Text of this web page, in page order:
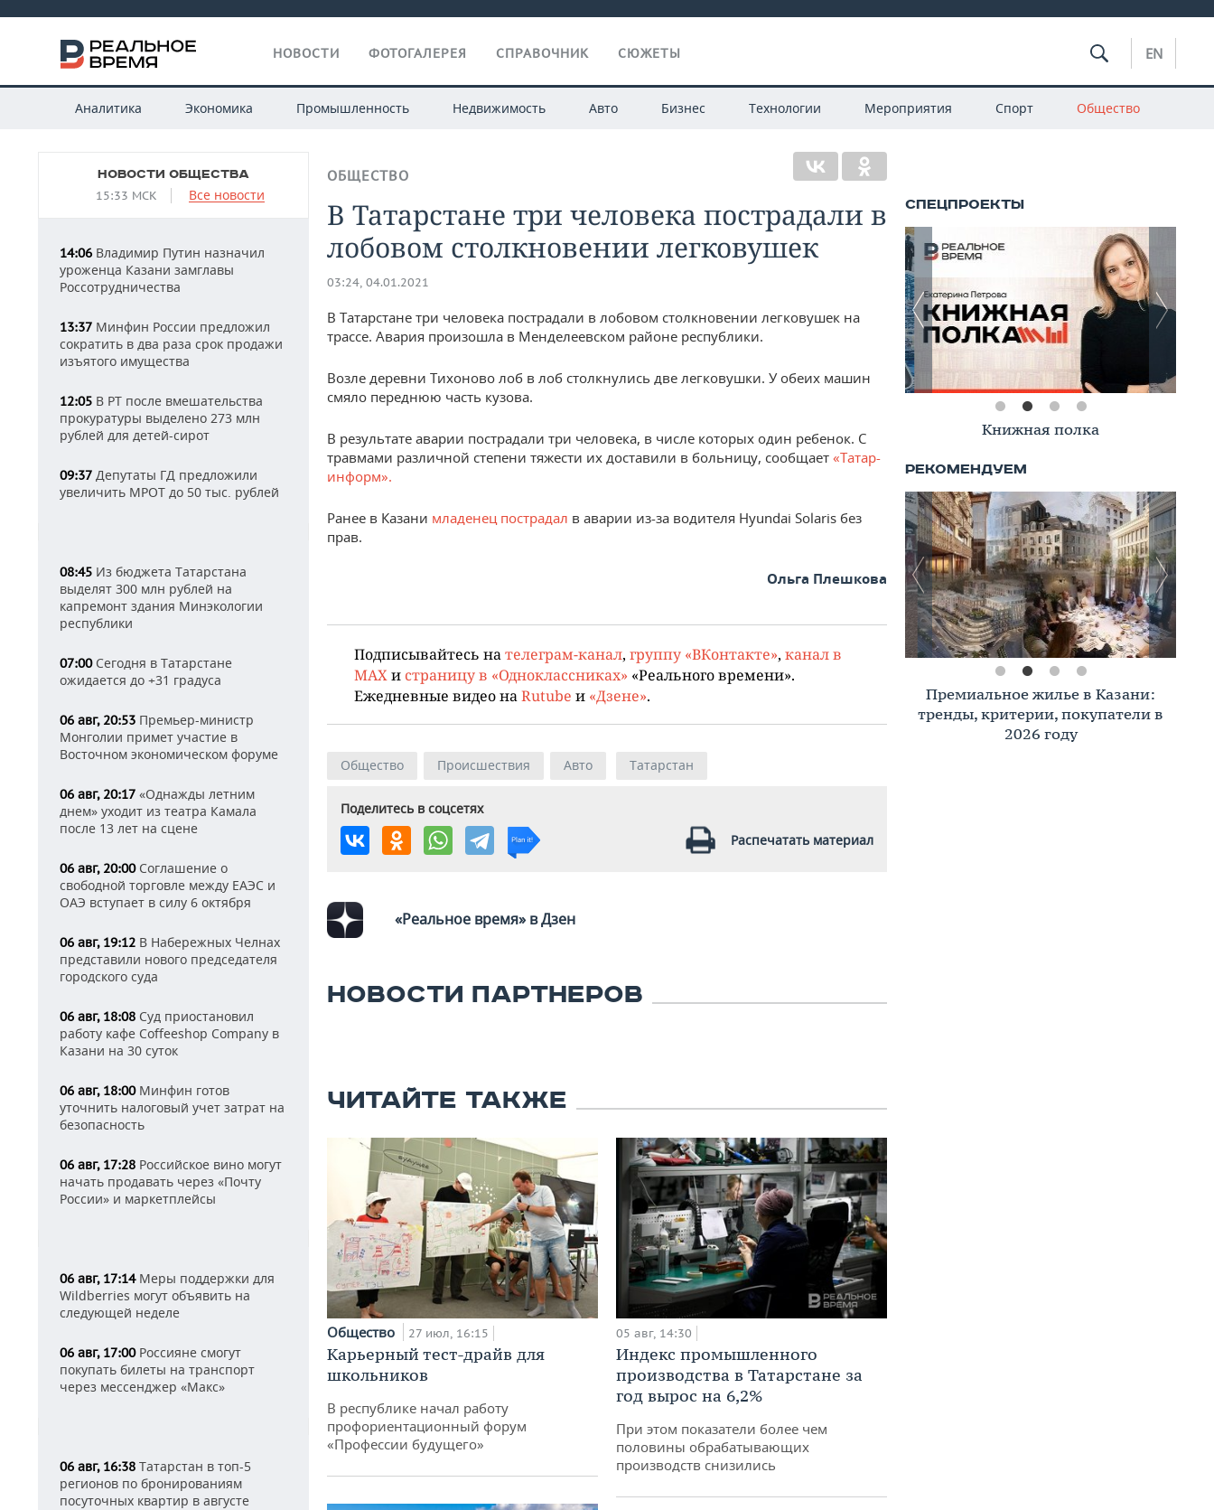
НОВОСТИ ФОТОГАЛЕРЕЯ СПРАВОЧНИК СЮЖЕТЫ EN
Аналитика Экономика Промышленность Недвижимость Авто Бизнес Технологии Мероприятия Спорт Общество
НОВОСТИ ОБЩЕСТВА
15:33 МСК Все новости
14:06 Владимир Путин назначил
уроженца Казани замглавы
Россотрудничества
13:37 Минфин России предложил
сократить в два раза срок продажи
изъятого имущества
12:05 В РТ после вмешательства
прокуратуры выделено 273 млн
рублей для детей-сирот
09:37 Депутаты ГД предложили
увеличить МРОТ до 50 тыс. рублей
08:45 Из бюджета Татарстана
выделят 300 млн рублей на
капремонт здания Минэкологии
республики
07:00Сегодня в Татарстане
ожидается до +31 градуса
06 авг, 20:53 Премьер-министр
Монголии примет участие в
Восточном экономическом форуме
06 авг, 20:17 «Однажды летним
днем» уходит из театра Камала
после 13 лет на сцене
06 авг, 20:00Соглашение о
свободной торговле между ЕАЭС и
ОАЭ вступает в силу 6 октября
06 авг, 19:12 В Набережных Челнах
представили нового председателя
городского суда
06 авг, 18:08 Суд приостановил
работу кафе Coffeeshop Company в
Казани на 30 суток
06 авг, 18:00Минфин готов
уточнить налоговый учет затрат на
безопасность
06 авг, 17:28 Российское вино могут
начать продавать через «Почту
России» и маркетплейсы
06 авг, 17:14Меры поддержки для
Wildberries могут объявить на
следующей неделе
06 авг, 17:00Россияне смогут
покупать билеты на транспорт
через мессенджер «Макс»
06 авг, 16:38 Татарстан в топ-5
регионов по бронированиям
посуточных квартир в августе
ОБЩЕСТВО
В Татарстане три человека пострадали в
лобовом столкновении легковушек
03:24, 04.01.2021
В Татарстане три человека пострадали в лобовом столкновении легковушек на
трассе. Авария произошла в Менделеевском районе республики.
Возле деревни Тихоново лоб в лоб столкнулись две легковушки. У обеих машин
смяло переднюю часть кузова.
В результате аварии пострадали три человека, в числе которых один ребенок. С
травмами различной степени тяжести их доставили в больницу, сообщает «Татар-
информ».
Ранее в Казани младенец пострадал в аварии из-за водителя Hyundai Solaris без
прав.
Ольга Плешкова
Подписывайтесь на телеграм-канал, группу «ВКонтакте», канал в
MAX и страницу в «Одноклассниках» «Реального времени».
Ежедневные видео на Rutube и «Дзене».
Общество Происшествия Авто Татарстан
Поделитесь в соцсетях
Распечатать материал
«Реальное время» в Дзен
НОВОСТИ ПАРТНЕРОВ
ЧИТАЙТЕ ТАКЖЕ
Общество 27 июл, 16:15
Карьерный тест-драйв для
школьников
В республике начал работу
профориентационный форум
«Профессии будущего»
05 авг, 14:30
Индекс промышленного
производства в Татарстане за
год вырос на 6,2%
При этом показатели более чем
половины обрабатывающих
производств снизились
Книжная полка
Премиальное жилье в Казани:
тренды, критерии, покупатели в
2026 году